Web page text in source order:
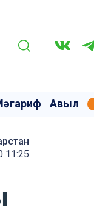
Авыл
11:25